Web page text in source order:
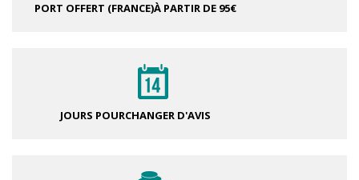
PORT OFFERT (FRANCE)À PARTIR DE 95€
JOURS POURCHANGER D'AVIS